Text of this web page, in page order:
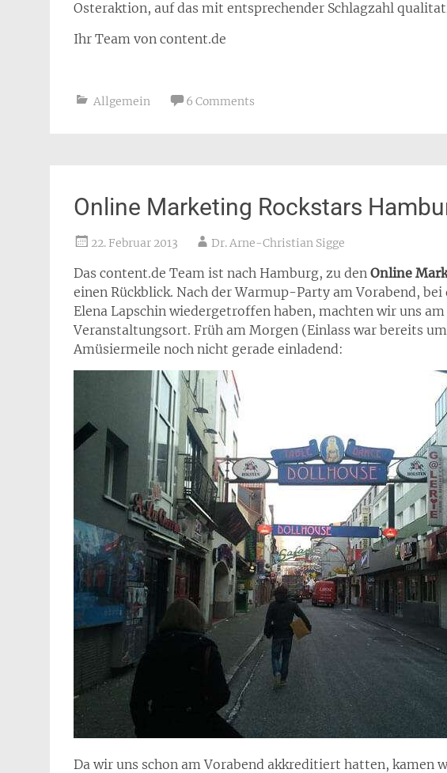
Osteraktion, auf das mit entsprechender Schlagzahl
Ihr Team von content.de
Allgemein 6 Comments
Online Marketing Rockstars
22. Februar 2013 Dr. Arne-Christian Sigge
Das content.de Team ist nach Hamburg, zu den Online
einen Rückblick. Nach der Warmup-Party am Vorabend,
Elena Lapschin wiedergetroffen haben, machten wir uns
Veranstaltungsort. Früh am Morgen (Einlass war bereits
Amüsiermeile noch nicht gerade einladend:
Da wir uns schon am Vorabend akkreditiert hatten, kamen